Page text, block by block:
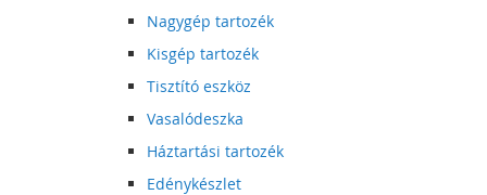
Nagygép tartozék
Kisgép tartozék
Tisztító eszköz
Vasalódeszka
Háztartási tartozék
Edénykészlet